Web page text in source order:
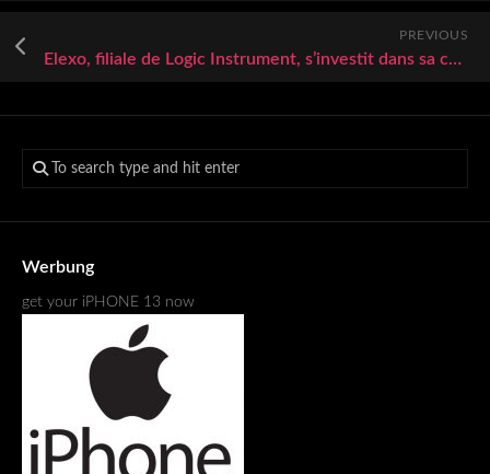
PREVIOUS
Elexo, filiale de Logic Instrument, s’investit dans sa cyber sécurité et entame une certification AirCyber avec BoostAeroSpace.
Werbung
get your iPHONE 13 now